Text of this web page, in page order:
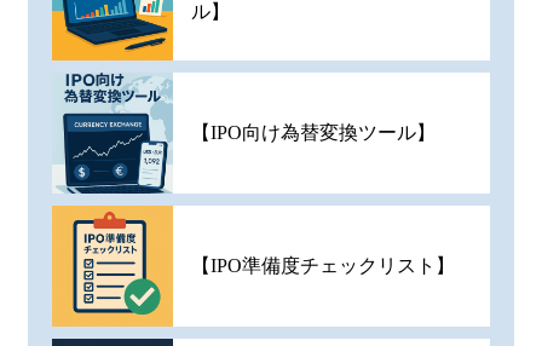
ル】
【IPO向け為替変換ツール】
【IPO準備度チェックリスト】